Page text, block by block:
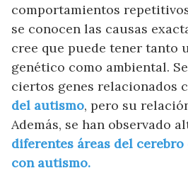
comportamientos
se conocen las causas
cree que puede tener tanto
genético como ambiental.
ciertos genes relacionados
del autismo, pero su
Además, se han observado
diferentes áreas del cerebro
con autismo.